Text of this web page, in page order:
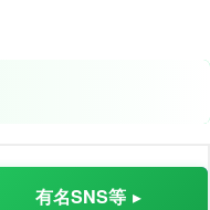
有名SNS等